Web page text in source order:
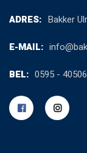
ADRES: Bakker
E-MAIL:
BEL: 0595 -